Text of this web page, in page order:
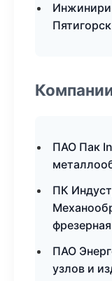
Пятигорск
ПАО Пак
ПК
фрезерная
ПАО
узлов и